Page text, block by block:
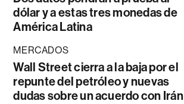
dólar y a estas tres monedas de
América Latina
MERCADOS
Wall Street cierra a la baja por el
repunte del petróleo y nuevas
dudas sobre un acuerdo con Irán